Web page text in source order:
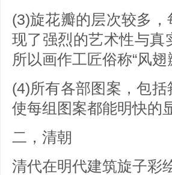
(3)旋花瓣的层次较多
现了强烈的艺术性与
所以画作工匠俗称“风翅
(4)所有各部图案，包
使每组图案都能明快的
二，清朝
清代在明代建筑旋子彩